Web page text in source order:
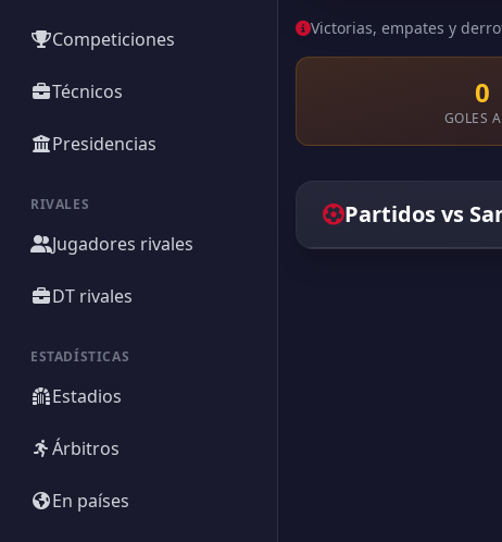
Competiciones
Técnicos
Presidencias
RIVALES
Jugadores rivales
DT rivales
ESTADÍSTICAS
Estadios
Árbitros
En países
Victorias, empates y
0
GOLES
Partidos vs